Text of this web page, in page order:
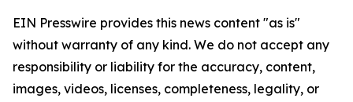
EIN Presswire provides this news content "as is"
without warranty of any kind. We do not accept any
responsibility or liability for the accuracy, content,
images, videos, licenses, completeness, legality, or